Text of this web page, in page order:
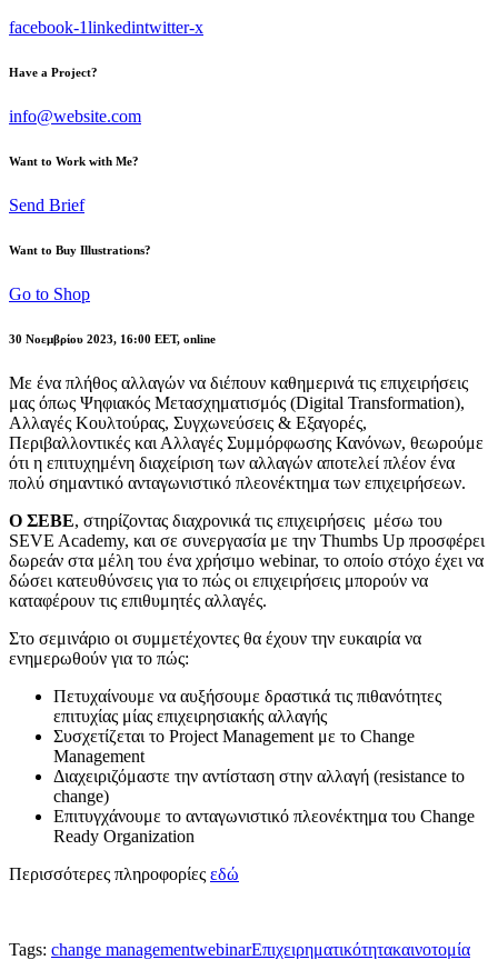
facebook-1linkedintwitter-x
Have a Project?
info@website.com
Want to Work with Me?
Send Brief
Want to Buy Illustrations?
Go to Shop
30 Νοεμβρίου 2023, 16:00 ΕΕΤ, online
Με ένα πλήθος αλλαγών να διέπουν καθημερινά τις επιχειρήσεις
μας όπως Ψηφιακός Μετασχηματισμός (Digital Transformation),
Αλλαγές Κουλτούρας, Συγχωνεύσεις & Εξαγορές,
Περιβαλλοντικές και Αλλαγές Συμμόρφωσης Κανόνων, θεωρούμε
ότι η επιτυχημένη διαχείριση των αλλαγών αποτελεί πλέον ένα
πολύ σημαντικό ανταγωνιστικό πλεονέκτημα των επιχειρήσεων.
Ο ΣΕΒΕ, στηρίζοντας διαχρονικά τις επιχειρήσεις μέσω του
SEVE Academy, και σε συνεργασία με την Thumbs Up προσφέρει
δωρεάν στα μέλη του ένα χρήσιμο webinar, το οποίο στόχο έχει να
δώσει κατευθύνσεις για το πώς οι επιχειρήσεις μπορούν να
καταφέρουν τις επιθυμητές αλλαγές.
Στο σεμινάριο οι συμμετέχοντες θα έχουν την ευκαιρία να
ενημερωθούν για το πώς:
Πετυχαίνουμε να αυξήσουμε δραστικά τις πιθανότητες
επιτυχίας μίας επιχειρησιακής αλλαγής
Συσχετίζεται το Project Management με το Change
Management
Διαχειριζόμαστε την αντίσταση στην αλλαγή (resistance to
change)
Επιτυγχάνουμε το ανταγωνιστικό πλεονέκτημα του Change
Ready Organization
Περισσότερες πληροφορίες εδώ
Tags: change managementwebinarΕπιχειρηματικότητακαινοτομία